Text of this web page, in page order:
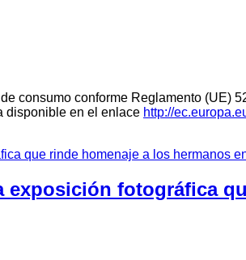
consumo conforme Reglamento (UE)
disponible en el enlace http://
exposición fotográfica